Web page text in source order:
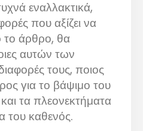
εναλλακτικά,
που αξίζει να
το άρθρο, θα
αυτών των
τους, ποιος
για το βάψιμο του
τα πλεονεκτήματα
του καθενός.